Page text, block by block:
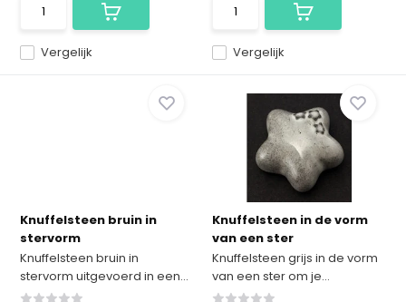
Vergelijk Vergelijk
Knuffelsteen bruin in
stervorm
Knuffelsteen bruin in
stervorm uitgevoerd in een...
Knuffelsteen in de vorm
van een ster
Knuffelsteen grijs in de vorm
van een ster om je...